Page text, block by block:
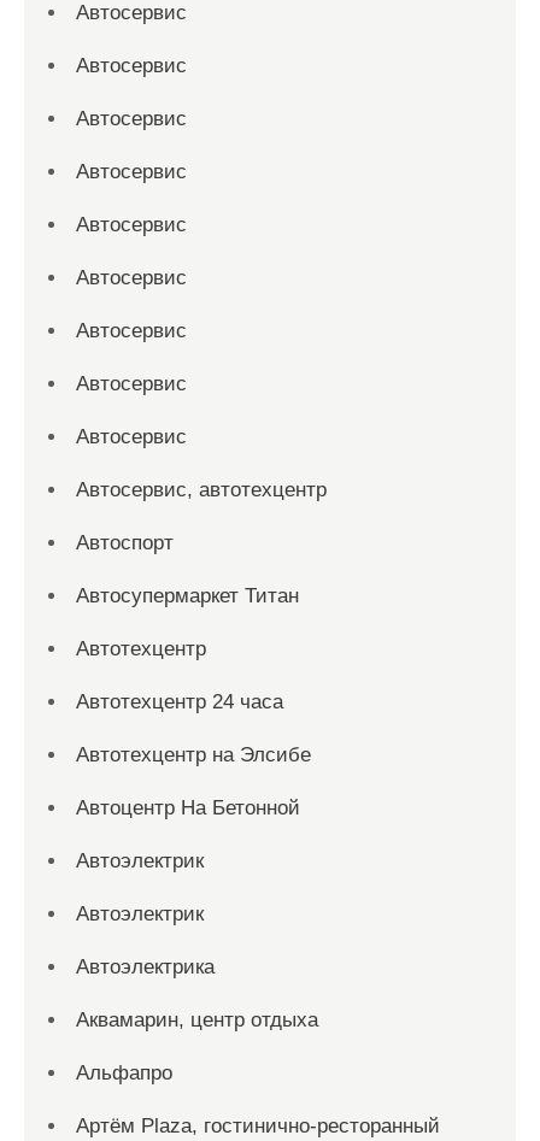
Автосервис
Автосервис
Автосервис
Автосервис
Автосервис
Автосервис
Автосервис
Автосервис
Автосервис
Автосервис, автотехцентр
Автоспорт
Автосупермаркет Титан
Автотехцентр
Автотехцентр 24 часа
Автотехцентр на Элсибе
Автоцентр На Бетонной
Автоэлектрик
Автоэлектрик
Автоэлектрика
Аквамарин, центр отдыха
Альфапро
Артём Plaza, гостинично-ресторанный